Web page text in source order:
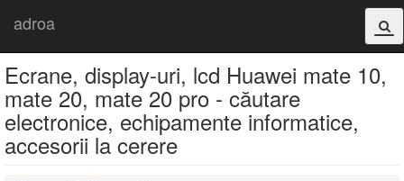
adroa
Ecrane, display-uri, lcd Huawei mate 10,
mate 20, mate 20 pro - căutare
electronice, echipamente informatice,
accesorii la cerere